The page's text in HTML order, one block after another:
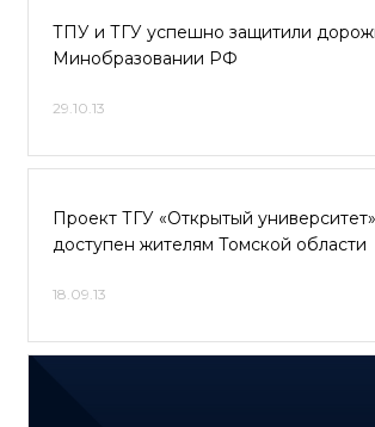
ТПУ и ТГУ успешно защитили
Минобразовании РФ
29.10.13
Проект ТГУ «Открытый
доступен жителям Томской области
18.09.13